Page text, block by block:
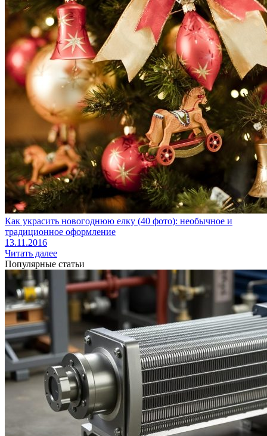
Как украсить новогоднюю елку (40 фото): необычное и
традиционное оформление
13.11.2016
Читать далее
Популярные статьи